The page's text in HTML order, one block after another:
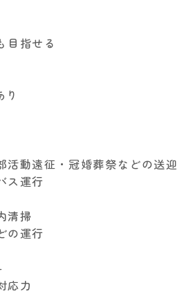
目指せる
活動遠征・冠婚葬祭などの送迎
ス運行
清掃
の運行
応力